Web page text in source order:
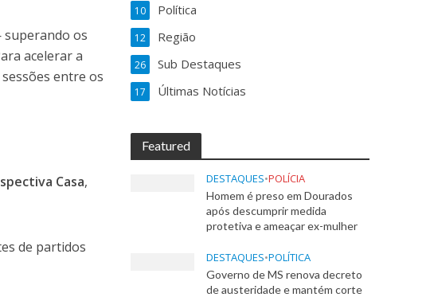
os
acelerar a
entre os
Casa,
de partidos
Política
10
Região
12
Sub Destaques
26
Últimas Notícias
17
Featured
DESTAQUES•POLÍCIA
Homem é preso em Dourados
após descumprir medida
protetiva e ameaçar ex-mulher
DESTAQUES•POLÍTICA
Governo de MS renova decreto
de austeridade e mantém corte